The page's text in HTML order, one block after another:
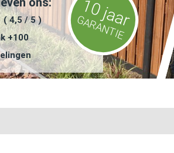
( 4,5 / 5 )
+100
10 jaar
GARANTIE